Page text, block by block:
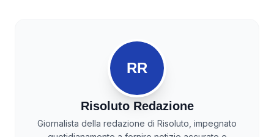
RR
Risoluto Redazione
Giornalista della redazione di Risoluto, impegnato